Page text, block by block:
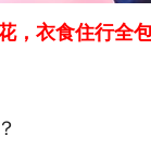
，衣食住行全